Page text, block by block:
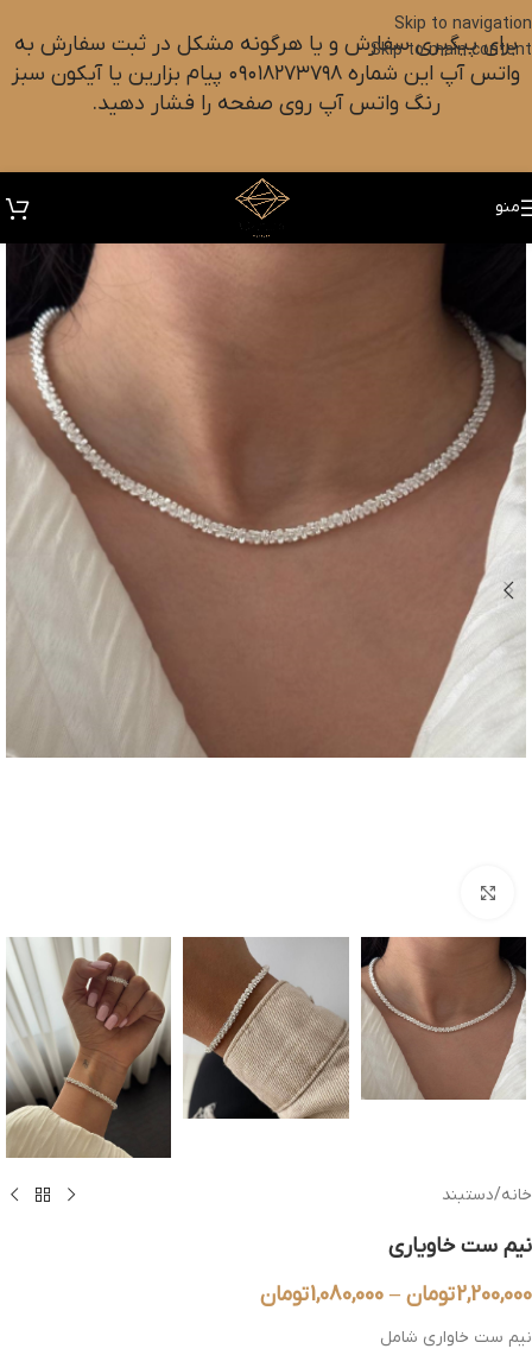
Skip to navigation
Skip to main content
برای پیگیری سفارش و یا هرگونه مشکل در ثبت سفارش به
واتس آپ این شماره ۰۹۰۱۸۲۷۳۷۹۸ پیام بزارین یا آیکون سبز
رنگ واتس آپ روی صفحه را فشار دهید.
منو
خانه/دستبند
نیم ست خاویاری
2,200,000تومان –
1,080,000تومان
نیم ست خاواری شامل